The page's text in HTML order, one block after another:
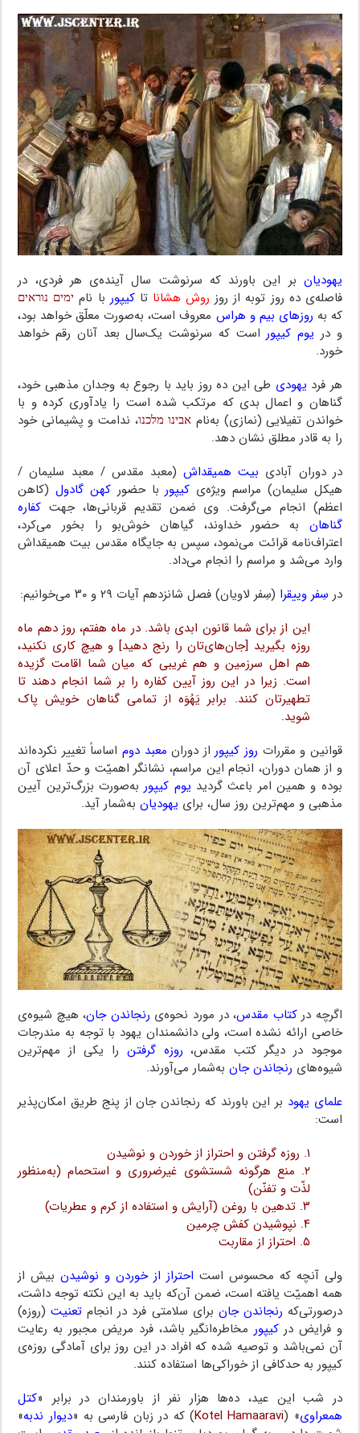
یهودیان بر این باورند که سرنوشت سال آینده‌ی هر فردی، در
فاصله‌ی ده روز توبه از روز روش هشانا تاکیپور با نام ימים נוראים
که به روزهای بیم و هراس معروف است، به‌صورت معلّق خواهد بود،
و در یوم کیپوراست که سرنوشت یک‌سال بعد آنان رقم خواهد
خورد.
هر فرد یهودی طی این ده روز باید با رجوع به وجدان مذهبی خود،
گناهان و اعمال بدی که مرتکب شده است را یادآوری کرده و با
خواندن تفیلایی (نمازی) به‌نام אבינו מלכנו، ندامت و پشیمانی خود
را به قادر مطلق نشان دهد.
در دوران آبادی بیت همیقداش(معبد مقدس / معبد سلیمان /
هیکل سلیمان) مراسم ویژه‌ی کیپوربا حضورکهن گادول(کاهن
اعظم) انجام می‌گرفت. وی ضمن تقدیم قربانی‌ها، جهت کفاره
گناهان به حضور خداوند، گیاهان خوش‌بو را بخور می‌کرد،
اعتراف‌نامه قرائت می‌نمود، سپس به جایگاه مقدس بیت همیقداش
وارد می‌شد و مراسم را انجام می‌داد.
در سِفر وییقرا (سِفر لاویان) فصل شانزدهم آیات ۲۹ و ۳۰ می‌خوانیم:
این از برای شما قانون ابدی باشد. در ماه هفتم، روز دهم ماه
روزه بگیرید [جان‌های‌تان را رنج دهید] و هیچ کاری نکنید،
هم اهل سرزمین و هم غریبی که میان شما اقامت گزیده
است. زیرا در این روز آیین کفاره را بر شما انجام دهند تا
تطهیرتان کنند. برابر یَهُوَه از تمامی گناهان خویش پاک
شوید.
قوانین و مقررات روز کیپوراز دوران معبد دوماساساً تغییر نکرده‌اند
و از همان دوران، انجام این مراسم، نشانگر اهمیّت و حدّ اعلای آن
بوده و همین امر باعث گردید یوم کیپوربه‌صورت بزرگ‌ترین آیین
مذهبی و مهم‌ترین روز سال، برای یهودیان به‌شمار آید.
اگرچه درکتاب مقدس، در مورد نحوه‌ی رنجاندن جان، هیچ شیوه‌ی
خاصی ارائه نشده است، ولی دانشمندان یهود با توجه به مندرجات
موجود در دیگر کتب مقدس، روزه گرفتن را یکی از مهم‌ترین
شیوه‌های رنجاندن جان به‌شمار می‌آورند.
علمای یهود بر این باورند که رنجاندن جان از پنج طریق امکان‌پذیر
است:
۱. روزه گرفتن و احتراز از خوردن و نوشیدن
۲. منع هرگونه شستشوی غیرضروری و استحمام (به‌منظور
لذّت و تفنّن)
۳. تدهین با روغن (آرایش و استفاده از کرم و عطریات)
۴. نپوشیدن کفش چرمین
۵. احتراز از مقاربت
ولی آنچه که محسوس است احتراز از خوردن و نوشیدنبیش از
همه اهمیّت یافته است، ضمن آن‌که باید به این نکته توجه داشت،
درصورتی‌که رنجاندن جان برای سلامتی فرد در انجام تعنیت(روزه)
و فرایض درکیپور مخاطره‌انگیر باشد، فرد مریض مجبور به رعایت
آن نمی‌باشد و توصیه شده که افراد در این روز برای آمادگی روزه‌ی
کیپور به حدکافی از خوراکی‌ها استفاده کنند.
در شب این عید، ده‌ها هزار نفر از باورمندان در برابر «کتل
همعراوی» (
Kotel Hamaaravi) که در زبان فارسی به «دیوار ندبه»